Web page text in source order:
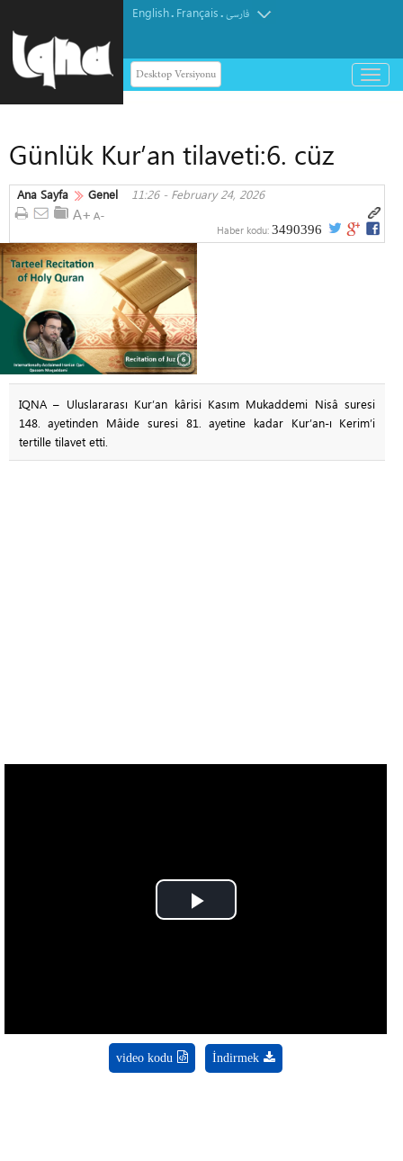
English. Français.فارسی
Desktop Versiyonu
باز
و
Günlük Kur’an tilaveti:6. cüz
Ana Sayfa Genel 11:26 - February 24, 2026
Haber kodu: 3490396
IQNA – Uluslararası Kur’an kârisi Kasım Mukaddemi Nisâ suresi
148. ayetinden Mâide suresi 81. ayetine kadar Kur’an-ı Kerim’i
tertille tilavet etti.
Play
video kodu İndirmek